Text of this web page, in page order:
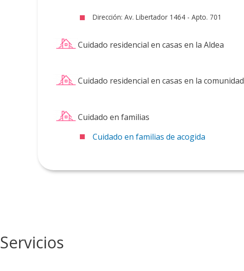
Dirección: Av. Libertador 1464 - Apto. 701
Cuidado residencial en casas en la Aldea
Cuidado residencial en casas en la comunidad
Cuidado en familias
Cuidado en familias de acogida
Servicios